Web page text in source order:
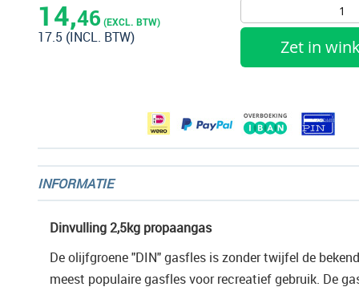
14,46 (EXCL. BTW)
17.5 (INCL. BTW) Zet in
begin
van
INFORMATIE
Dinvulling 2,5kg propaangas
De olijfgroene "DIN" gasfles is zonder twijfel de
meest populaire gasfles voor recreatief gebruik. De